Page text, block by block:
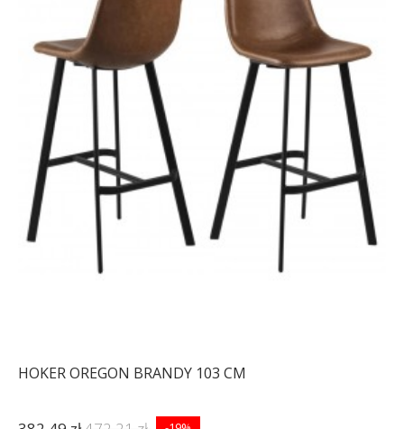
HOKER OREGON BRANDY 103 CM